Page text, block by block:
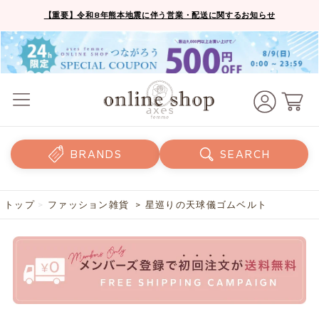
【重要】令和8年熊本地震に伴う営業・配送に関するお知らせ
BRANDS SEARCH
トップ > ファッション雑貨 > 星巡りの天球儀ゴムベルト